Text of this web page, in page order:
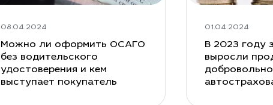
08.04.2024
Можно ли оформить ОСАГО
без водительского
удостоверения и кем
выступает покупатель
01.04.2024
В 2023 году
выросли